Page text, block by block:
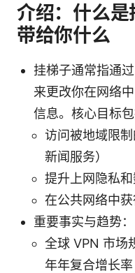
介绍：什么
带给你什么
挂梯子通常指通
来更改你在网络
信息。核心目标包
访问被地域限制
新闻服务）
提升上网隐私
在公共网络中
重要事实与趋势：
全球 VPN 市场
年年复合增长